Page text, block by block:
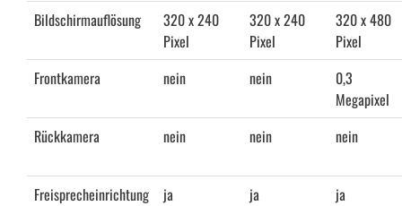
Bildschirmauflösung
320 x 240
Pixel
320 x 240
Pixel
320 x 480
Pixel
Frontkamera
nein nein
0,3
Megapixel
Rückkamera
nein nein nein
Freisprecheinrichtung ja ja
ja